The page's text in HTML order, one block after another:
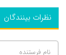
نظرات بینندگان